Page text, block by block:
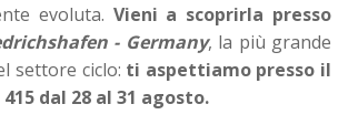
evoluta. Vieni a scoprirla presso
- Germany, la più grande
settore ciclo: ti aspettiamo presso il
dal 28 al 31 agosto.